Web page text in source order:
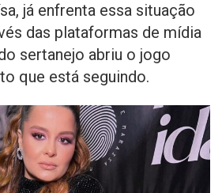
já enfrenta essa situação
das plataformas de mídia
sertanejo abriu o jogo
que está seguindo.